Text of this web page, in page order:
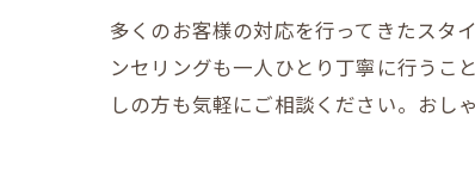
多くのお客様の対応を行ってきたスタ
ンセリングも一人ひとり丁寧に行うこ
しの方も気軽にご相談ください。おし